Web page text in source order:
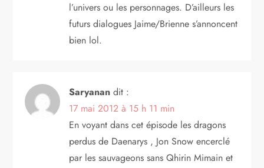
l’univers ou les personnages. D’ailleurs les
futurs dialogues Jaime/Brienne s’annoncent
bien lol.
Saryanan dit :
17 mai 2012 à 15 h 11 min
En voyant dans cet épisode les dragons
perdus de Daenarys , Jon Snow encerclé
par les sauvageons sans Qhirin Mimain et